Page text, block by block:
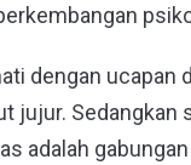
dengan ucapan
jujur. Sedangkan
adalah